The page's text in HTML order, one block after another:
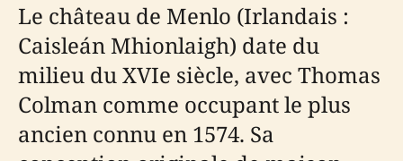
Le château de Menlo (Irlandais :
Caisleán Mhionlaigh) date du
milieu du XVIe siècle, avec Thomas
Colman comme occupant le plus
ancien connu en 1574. Sa